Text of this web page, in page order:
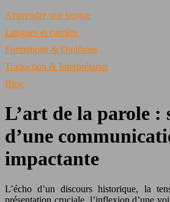
Apprendre une langue
Langues et carrière
Formations & Diplômes
Traduction & Interprétariat
Blog
L’art de la parole :
d’une
impactante
L’écho d’un discours historique, la tension palpable lors d’une
présentation cruciale, l’inflexion d’une